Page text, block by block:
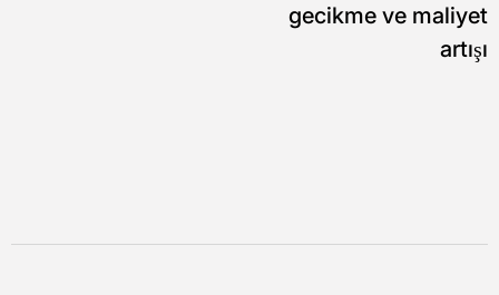
gecikme ve maliyet
artışı